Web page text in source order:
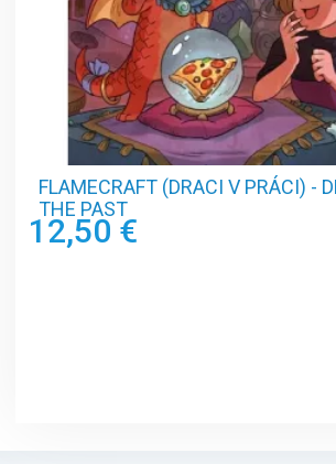
FLAMECRAFT (DRACI V PRÁCI) -
THE PAST
12,50 €